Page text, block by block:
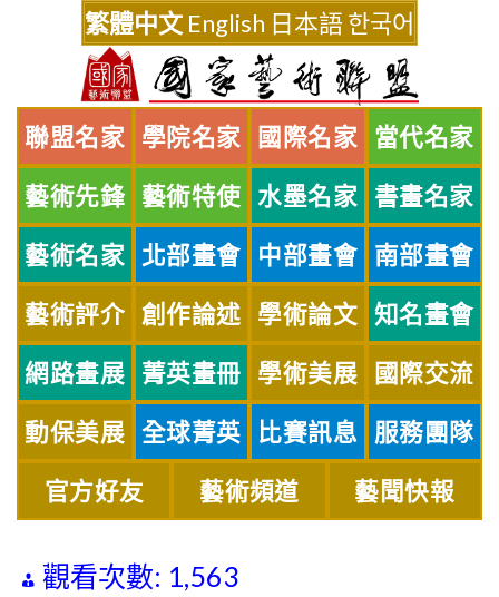
繁體中文 English 日本語한국어
聯盟名家 學院名家 國際名家 當代名家
藝術先鋒 藝術特使 水墨名家 書畫名家
藝術名家 北部畫會 中部畫會 南部畫會
藝術評介 創作論述 學術論文 知名畫會
網路畫展 菁英畫冊 學術美展 國際交流
動保美展 全球菁英 比賽訊息 服務團隊
官方好友 藝術頻道 藝聞快報
觀看次數: 1,563